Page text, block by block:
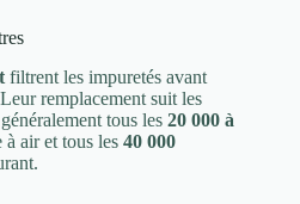
filtrent les impuretés avant
remplacement suit les
tous les 20 000 à
air et tous les 40 000